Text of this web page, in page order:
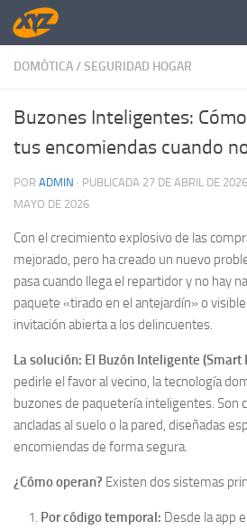
Saltar al contenido
DOMÓTICA/SEGURIDAD HOGAR
Buzones Inteligentes:
tus encomiendas cuando
POR ADMIN · PUBLICADA 27 DE ABRIL DE 2026
MAYO DE 2026
Con el crecimiento explosivo de las
mejorado, pero ha creado un nuevo
pasa cuando llega el repartidor y no hay
paquete «tirado en el antejardín» o
invitación abierta a los delincuentes.
La solución: El Buzón Inteligente (Smart
pedirle el favor al vecino, la tecnología
buzones de paquetería inteligentes. Son
ancladas al suelo o la pared, diseñadas
encomiendas de forma segura.
¿Cómo operan? Existen dos sistemas
Por código temporal: Desde la app